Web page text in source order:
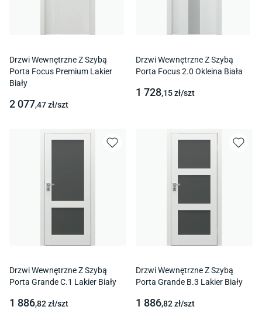
Drzwi Wewnętrzne Z Szybą
Porta Focus Premium Lakier
Biały
2 077,47zł/szt
Drzwi Wewnętrzne Z Szybą
Porta Focus 2.0 Okleina Biała
1 728,15zł/szt
Drzwi Wewnętrzne Z Szybą
Porta Grande C.1 Lakier Biały
1 886,82zł/szt
Drzwi Wewnętrzne Z Szybą
Porta Grande B.3 Lakier Biały
1 886,82zł/szt